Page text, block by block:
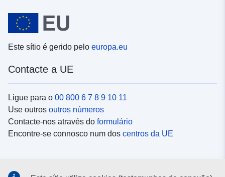
Este sítio é gerido pelo europa.eu
Contacte a UE
Ligue para o 00 800 6 7 8 9 10 11
Use outros outros números
Contacte-nos através do formulário
Encontre-se connosco num dos centros da UE